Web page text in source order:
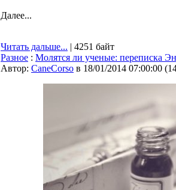
Далее...
Читать дальше... | 4251 байт
Разное : Молятся ли ученые: переписка
Автор: CaneCorso в 18/01/2014 07:00:00 (